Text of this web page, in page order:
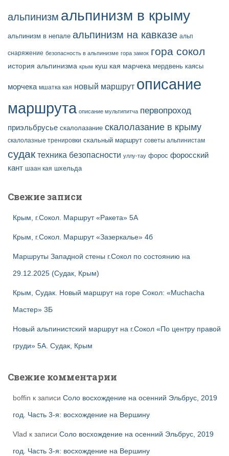
альпинизм альпинизм в крыму
альпинизм в непале альпинизм на кавказе альп
снаряжение безопасность в альпинизме гора замок гора сокол
история альпинизма крым куш кая марчека мердвень каясы
морчека мшатка кая новый маршрут описание
маршрута описание мультипитча первопроход
приэльбрусье скалолазание скалолазание в крыму
скалолазные тренировки скальный маршрут советы альпинистам
судак техника безопасности уллу-тау форос форосский
кант шаан кая шхельда
Свежие записи
Крым, г.Сокол. Маршрут «Ракета» 5А
Крым, г.Сокол. Маршрут «Зазеркалье» 4б
Маршруты Западной стены г.Сокол по состоянию на
29.12.2025 (Судак, Крым)
Крым, Судак. Новый маршрут на горе Сокол: «Muchacha
Мастер» 3Б
Новый альпинистский маршрут на г.Сокол «По центру правой
груди» 5А. Судак, Крым
Свежие комментарии
boffin к записи Соло восхождение на осенний Эльбрус, 2019
год. Часть 3-я: восхождение на Вершину
Vlad к записи Соло восхождение на осенний Эльбрус, 2019
год. Часть 3-я: восхождение на Вершину